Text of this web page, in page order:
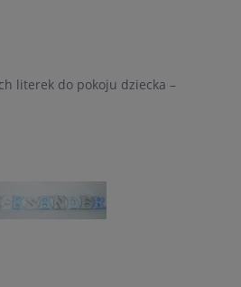
literek do pokoju dziecka –